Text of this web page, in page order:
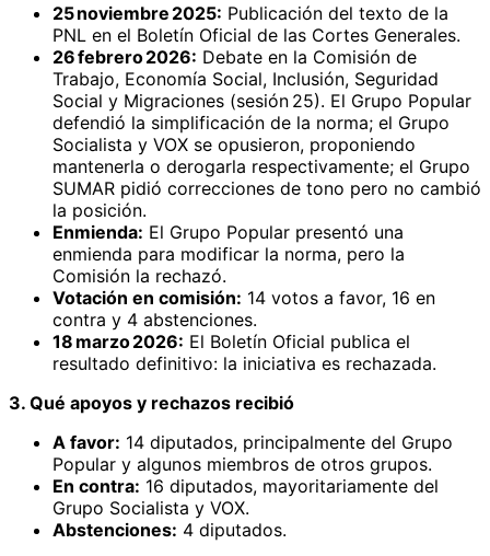
25 noviembre 2025: Publicación del texto de la
PNL en el Boletín Oficial de las Cortes Generales.
26 febrero 2026: Debate en la Comisión de
Trabajo, Economía Social, Inclusión, Seguridad
Social y Migraciones (sesión 25). El Grupo Popular
defendió la simplificación de la norma; el Grupo
Socialista y VOX se opusieron, proponiendo
mantenerla o derogarla respectivamente; el Grupo
SUMAR pidió correcciones de tono pero no cambió
la posición.
Enmienda: El Grupo Popular presentó una
enmienda para modificar la norma, pero la
Comisión la rechazó.
Votación en comisión: 14 votos a favor, 16 en
contra y 4 abstenciones.
18 marzo 2026: El Boletín Oficial publica el
resultado definitivo: la iniciativa es rechazada.
3. Qué apoyos y rechazos recibió
A favor: 14 diputados, principalmente del Grupo
Popular y algunos miembros de otros grupos.
En contra: 16 diputados, mayoritariamente del
Grupo Socialista y VOX.
Abstenciones: 4 diputados.